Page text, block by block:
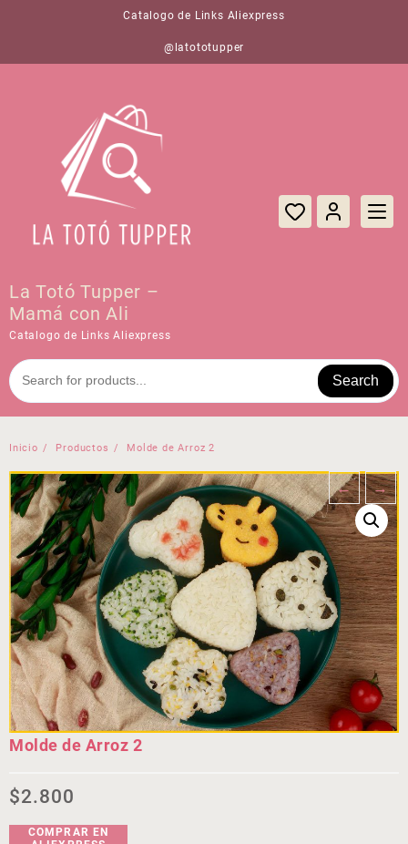
Catalogo de Links Aliexpress
@latototupper
La Totó Tupper –
Mamá con Ali
Catalogo de Links Aliexpress
Search
Inicio Productos Molde de Arroz 2
← →
Molde de Arroz 2
$2.800
COMPRAR EN